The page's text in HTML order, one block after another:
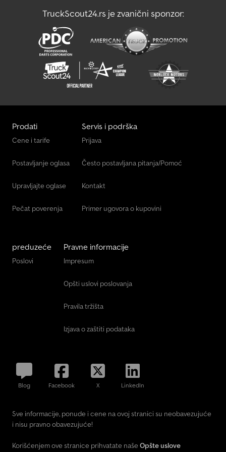
Brenderup koristi pocinkovane delove koji optimalno štite
prikolicu od korozije, robusne kutne brave, V-bezbednosna vučna
ruda, 6 unutrašnjih veznih prstenova, sa kočnicom, 13-polna
utičnica sa rikverc svetlom, zaštićeno multifunkcionalno svetlo, 40
cm čelične bočne stranice. Chodpfeh Uh S Tox Aigoa
TruckScout24.rs je zvanični sponzor:
Prodati
Cene i tarife
Postavljanje oglasa
Upravljajte oglase
Pečat poverenja
Servis i podrška
Prijava
Često postavljana pitanja/Pomoć
Kontakt
Primer ugovora o kupovini
preduzeće
Poslovi
Pravne informacije
Impresum
Opšti uslovi poslovanja
Pravila tržišta
Izjava o zaštiti podataka
Blog Facebook X LinkedIn
Sve informacije, ponude i cene na ovoj stranici su neobavezujuće
i nisu pravno obavezujuće!
Korišćenjem ove stranice prihvatate naše Opšte uslove